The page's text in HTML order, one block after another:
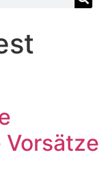
Vorsätze